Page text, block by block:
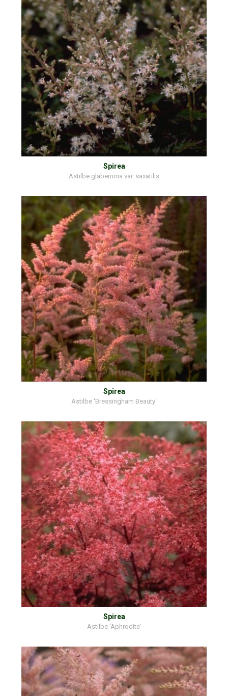
Spirea
Astilbe glaberrima var. saxatilis
Spirea
Astilbe 'Bressingham Beauty'
Spirea
Astilbe 'Aphrodite'